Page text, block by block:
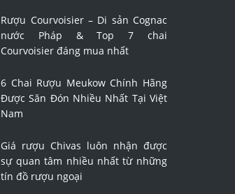
Rượu Courvoisier – Di sản Cognac
nước Pháp & Top 7 chai
Courvoisier đáng mua nhất
6 Chai Rượu Meukow Chính Hãng
Được Săn Đón Nhiều Nhất Tại Việt
Nam
Giá rượu Chivas luôn nhận được
sự quan tâm nhiều nhất từ những
tín đồ rượu ngoại